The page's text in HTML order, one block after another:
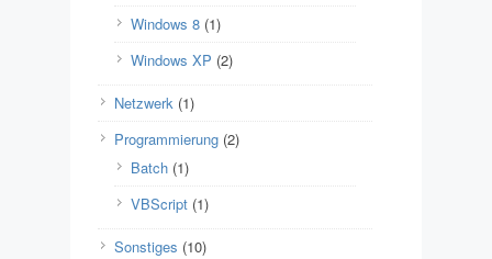
Windows 8 (1)
Windows XP (2)
Netzwerk (1)
Programmierung (2)
Batch (1)
VBScript (1)
Sonstiges (10)